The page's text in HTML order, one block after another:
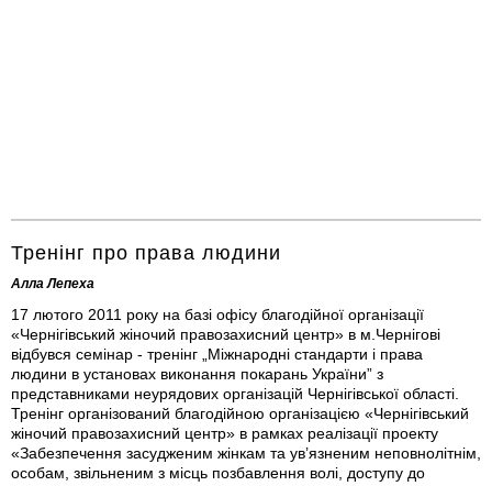
Тренінг про права людини
Алла Лепеха
17 лютого 2011 року на базі офісу благодійної організації
«Чернігівський жіночий правозахисний центр» в м.Чернігові
відбувся семінар - тренінг „Міжнародні стандарти і права
людини в установах виконання покарань України” з
представниками неурядових організацій Чернігівської області.
Тренінг організований благодійною організацією «Чернігівський
жіночий правозахисний центр» в рамках реалізації проекту
«Забезпечення засудженим жінкам та ув’язненим неповнолітнім,
особам, звільненим з місць позбавлення волі, доступу до